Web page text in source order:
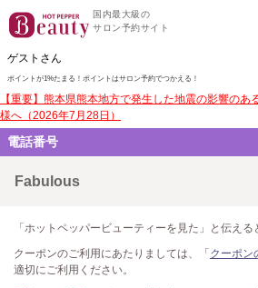
国内最大級の
サロン予約サイト
ゲストさん
ポイントが1%たまる！ ポイントはサロン予約でつかえる！
【重要】熊本県熊本地方で発生した地震の影響の
様へ（2026年7月28日）
電話番号
Fabulous
「ホットペッパービューティーを見た」と伝える
クーポンのご利用にあたりましては、「 クーポン
適切にご利用ください。